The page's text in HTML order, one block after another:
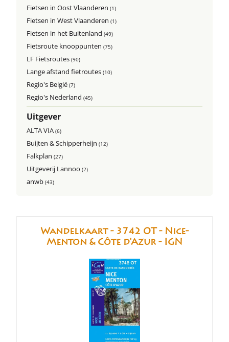
Fietsen in Oost Vlaanderen(1)
Fietsen in West Vlaanderen(1)
Fietsen in het Buitenland(49)
Fietsroute knooppunten(75)
LF Fietsroutes(90)
Lange afstand fietroutes(10)
Regio's België(7)
Regio's Nederland(45)
Uitgever
ALTA VIA(6)
Buijten & Schipperheijn(12)
Falkplan(27)
Uitgeverij Lannoo(2)
anwb(43)
Wandelkaart - 3742 OT - Nice-
Menton & Côte d'Azur - IGN